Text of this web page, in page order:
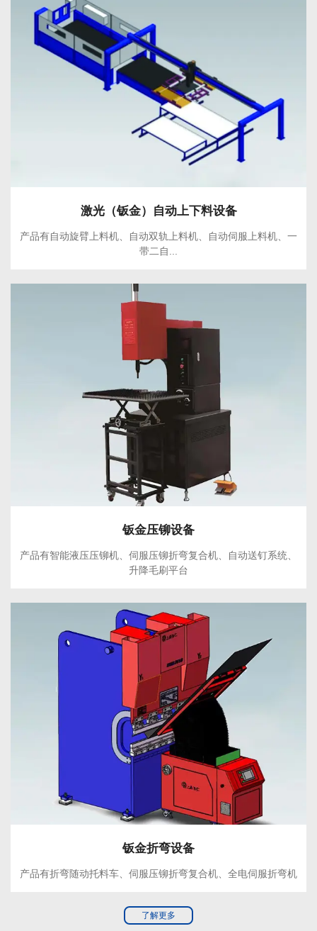
激光（钣金）自动上下料设备
产品有自动旋臂上料机、自动双轨上料机、自动伺服上料机、一
带二自...
钣金压铆设备
产品有智能液压压铆机、伺服压铆折弯复合机、自动送钉系统、
升降毛刷平台
钣金折弯设备
产品有折弯随动托料车、伺服压铆折弯复合机、全电伺服折弯机
了解更多